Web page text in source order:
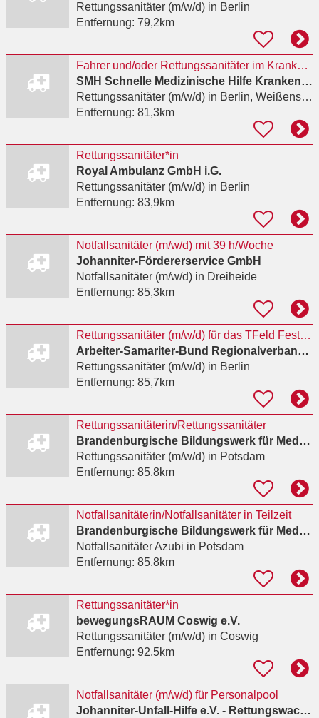
Rettungssanitäter (m/w/d)in Berlin
Entfernung: 79,2km
Fahrer und/oder Rettungssanitäter im Krankentransport
SMH Schnelle Medizinische Hilfe Krankentransport GmbH
Rettungssanitäter (m/w/d)in Berlin, Weißensee
Entfernung: 81,3km
Rettungssanitäter*in
Royal Ambulanz GmbH i.G.
Rettungssanitäter (m/w/d)in Berlin
Entfernung: 83,9km
Notfallsanitäter (m/w/d) mit 39 h/Woche
Johanniter-Fördererservice GmbH
Notfallsanitäter (m/w/d)in Dreiheide
Entfernung: 85,3km
Rettungssanitäter (m/w/d) für das TFeld Festival
Arbeiter-Samariter-Bund Regionalverband Berlin-Nordwest e.V.
Rettungssanitäter (m/w/d)in Berlin
Entfernung: 85,7km
Rettungssanitäterin/Rettungssanitäter
Brandenburgische Bildungswerk für Medizin und Soziales e.V.
Rettungssanitäter (m/w/d)in Potsdam
Entfernung: 85,8km
Notfallsanitäterin/Notfallsanitäter in Teilzeit
Brandenburgische Bildungswerk für Medizin und Soziales e.V.
Notfallsanitäter Azubi in Potsdam
Entfernung: 85,8km
Rettungssanitäter*in
bewegungsRAUM Coswig e.V.
Rettungssanitäter (m/w/d)in Coswig
Entfernung: 92,5km
Notfallsanitäter (m/w/d) für Personalpool
Johanniter-Unfall-Hilfe e.V. - Rettungswache Wittenberg